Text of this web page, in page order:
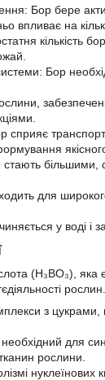
Бор бере
впливає на
кількість
Бор
сприяє
більшими,
для
у воді
(H₃BO₃),
з
для
рослини.